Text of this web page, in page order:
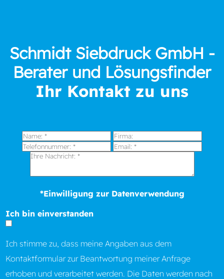
Schmidt Siebdruck GmbH -
Berater und Lösungsfinder
Ihr Kontakt zu uns
*Einwilligung zur Datenverwendung
Ich bin einverstanden
Ich stimme zu, dass meine Angaben aus dem
Kontaktformular zur Beantwortung meiner Anfrage
erhoben und verarbeitet werden. Die Daten werden nach